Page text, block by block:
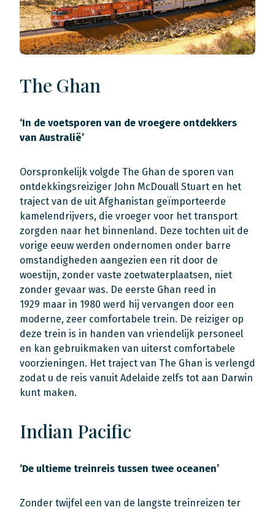
The Ghan
‘In de voetsporen van de vroegere ontdekkers
van Australië’
Oorspronkelijk volgde The Ghan de sporen van
ontdekkingsreiziger John McDouall Stuart en het
traject van de uit Afghanistan geïmporteerde
kamelendrijvers, die vroeger voor het transport
zorgden naar het binnenland. Deze tochten uit de
vorige eeuw werden ondernomen onder barre
omstandigheden aangezien een rit door de
woestijn, zonder vaste zoetwaterplaatsen, niet
zonder gevaar was. De eerste Ghan reed in
1929 maar in 1980 werd hij vervangen door een
moderne, zeer comfortabele trein. De reiziger op
deze trein is in handen van vriendelijk personeel
en kan gebruikmaken van uiterst comfortabele
voorzieningen. Het traject van The Ghan is verlengd
zodat u de reis vanuit Adelaide zelfs tot aan Darwin
kunt maken.
Indian Pacific
‘De ultieme treinreis tussen twee oceanen’
Zonder twijfel een van de langste treinreizen ter